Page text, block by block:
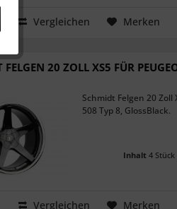
Vergleichen Merken
FELGEN 20 ZOLL XS5 FÜR
Schmidt Felgen 20 Zoll
508 Typ 8, GlossBlack.
Inhalt 4 Stück
Vergleichen Merken